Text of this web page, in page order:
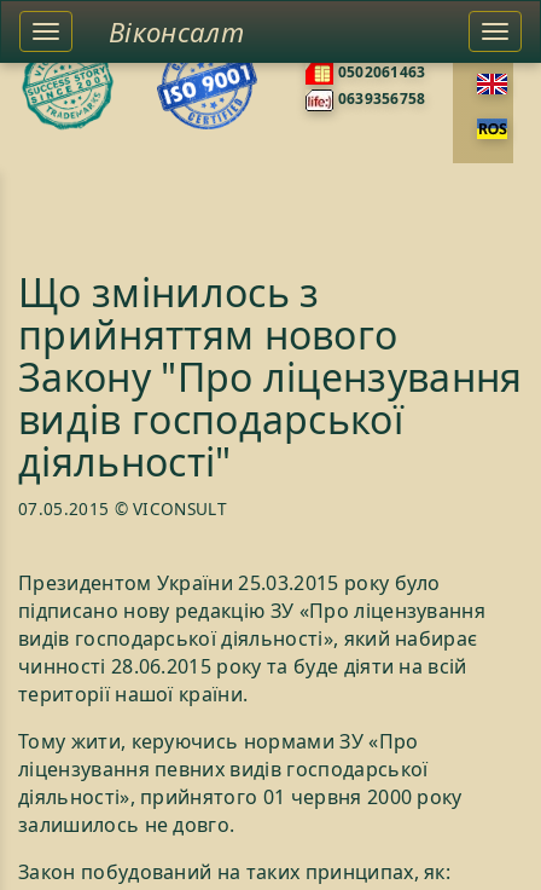
0502061463
0639356758
Toggle
left
sidebar
Віконсалт
Що змінилось з
прийняттям нового
Закону "Про ліцензування
видів господарської
діяльності"
07.05.2015 © VICONSULT
Президентом України 25.03.2015 року було
підписано нову редакцію ЗУ «Про ліцензування
видів господарської діяльності», який набирає
чинності 28.06.2015 року та буде діяти на всій
території нашої країни.
Тому жити, керуючись нормами ЗУ «Про
ліцензування певних видів господарської
діяльності», прийнятого 01 червня 2000 року
залишилось не довго.
Закон побудований на таких принципах, як: